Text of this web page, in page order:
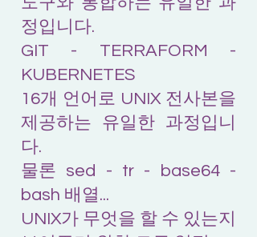
정입니다.
GIT - TERRAFORM -
KUBERNETES
16개 언어로 UNIX 전사본을
제공하는 유일한 과정입니
다.
물론 sed - tr - base64 -
bash 배열...
UNIX가 무엇을 할 수 있는지